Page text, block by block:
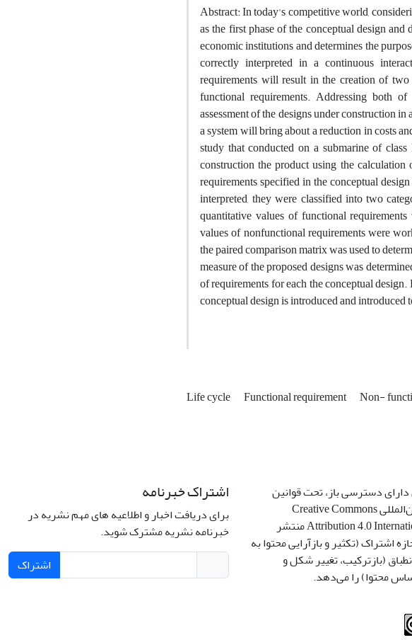
Abstract: In today's competitive world,
as the first phase of the conceptual design
economic institutions and determines the
correctly interpreted in a continuous
requirements will result in the creation of
functional requirements. Addressing both
assessment of the designs under construction
a system will bring about a reduction in costs
study that conducted on a submarine of
construction the product using the
requirements specified in the conceptual
interpreted, they were classified into two
quantitative values of functional
values of nonfunctional requirements were
the paired comparison matrix was used to
measure of the proposed designs was
of requirements for each the conceptual
conceptual design is introduced and introduced
Life cycle Functional requirement Non-
دسترسی باز، تحت قوانین
گواهینامه بین‌المللی Creative Commons
Attribution 4.0 International License منتشر
اشتراک (تکثیر و بازآرایی محتوا به
(بازترکیب، تغییر شکل و
محتوا) را می‌دهد.
اشتراک خبرنامه
برای دریافت اخبار و اطلاعیه های مهم نشریه در
خبرنامه نشریه مشترک شوید.
اشتراک